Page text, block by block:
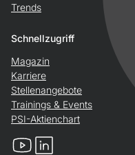
Trends
Schnellzugriff
Magazin
Karriere
Stellenangebote
Trainings & Events
PSI-Aktienchart
YouTubeLinkedIn